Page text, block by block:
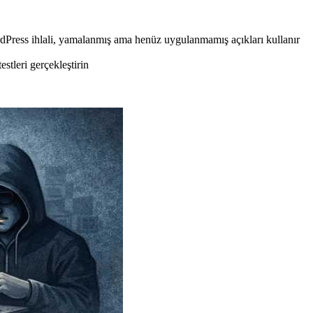
ihlali, yamalanmış ama henüz uygulanmamış açıkları kullanır
gerçekleştirin